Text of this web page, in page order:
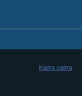
Карта сайта